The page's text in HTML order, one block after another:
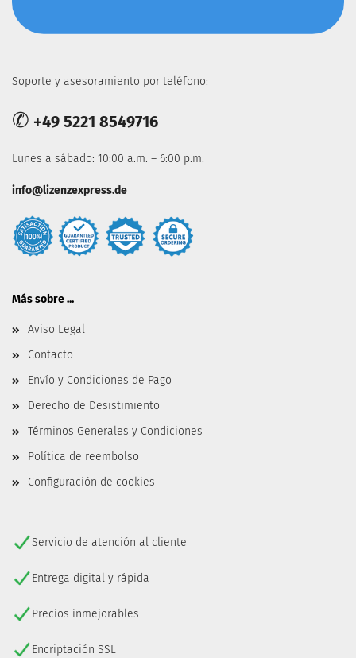
Soporte y asesoramiento por teléfono:
✆ +49 5221 8549716
Lunes a sábado: 10:00 a.m. – 6:00 p.m.
info@lizenzexpress.de
Más sobre ...
Aviso Legal
Contacto
Envío y Condiciones de Pago
Derecho de Desistimiento
Términos Generales y Condiciones
Política de reembolso
Configuración de cookies
Servicio de atención al cliente
Entrega digital y rápida
Precios inmejorables
Encriptación SSL